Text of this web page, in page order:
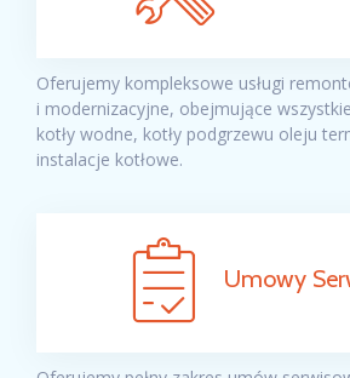
Oferujemy kompleksowe usługi
i modernizacyjne, obejmujące
kotły wodne, kotły podgrzewu oleju
instalacje kotłowe.
Umowy